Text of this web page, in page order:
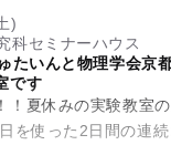
)
科セミナーハウス
たいんと物理学会京
です
！夏休みの実験教室